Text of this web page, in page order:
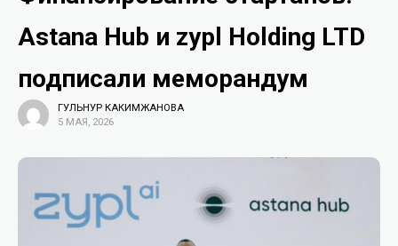
Astana Hub и zypl Holding LTD
подписали меморандум
ГУЛЬНУР КАКИМЖАНОВА
5 МАЯ, 2026